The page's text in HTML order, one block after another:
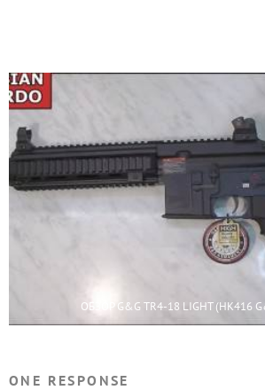
ОБЗОР G&G TR4-18 LIGHT (HK416
ONE RESPONSE